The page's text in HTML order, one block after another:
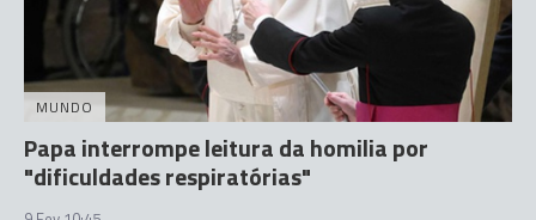
MUNDO
Papa interrompe leitura da homilia por
"dificuldades respiratórias"